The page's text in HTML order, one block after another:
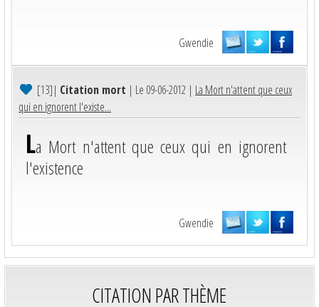
Gwendie
[13]| Citation mort | Le 09-06-2012 | La Mort n'attent que ceux
qui en ignorent l'existe...
La Mort n'attent que ceux qui en ignorent
l'existence
Gwendie
CITATION PAR THÈME